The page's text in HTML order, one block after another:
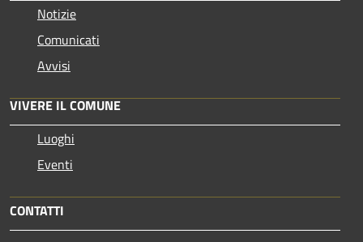
Notizie
Comunicati
Avvisi
VIVERE IL COMUNE
Luoghi
Eventi
CONTATTI